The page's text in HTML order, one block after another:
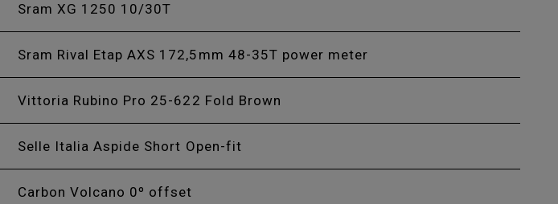
Sram XG 1250 10/30T
Sram Rival Etap AXS 172,5mm 48-35T power meter
Vittoria Rubino Pro 25-622 Fold Brown
Selle Italia Aspide Short Open-fit
Carbon Volcano 0º offset